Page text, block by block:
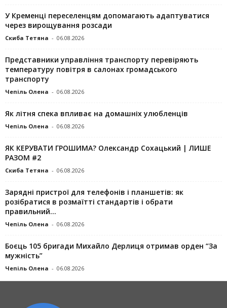
У Кременці переселенцям допомагають адаптуватися
через вирощування розсади
Скиба Тетяна - 06.08.2026
Представники управління транспорту перевіряють
температуру повітря в салонах громадського
транспорту
Чепіль Олена - 06.08.2026
Як літня спека впливає на домашніх улюбленців
Чепіль Олена - 06.08.2026
ЯК КЕРУВАТИ ГРОШИМА? Олександр Сохацький | ЛИШЕ
РАЗОМ #2
Скиба Тетяна - 06.08.2026
Зарядні пристрої для телефонів і планшетів: як
розібратися в розмаїтті стандартів і обрати
правильний...
Чепіль Олена - 06.08.2026
Боєць 105 бригади Михайло Дерлиця отримав орден “За
мужність”
Чепіль Олена - 06.08.2026